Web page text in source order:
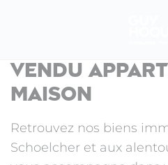
Vendu
maison
Retrouvez nos biens
Schoelcher et aux